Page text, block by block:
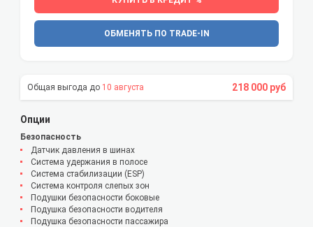
ОБМЕНЯТЬ ПО TRADE-IN
10 августа 218 000 руб
Опции
Безопасность
Датчик давления в шинах
Система удержания в полосе
Система стабилизации (ESP)
Система контроля слепых зон
Подушки безопасности боковые
Подушка безопасности водителя
Подушка безопасности пассажира